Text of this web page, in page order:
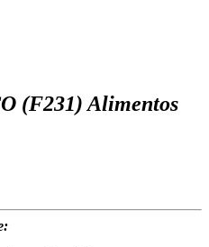
(F231) Alimentos